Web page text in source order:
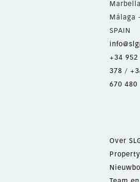
Marbella
Málaga -
SPAIN
+34 952
378 /
670 480
Over
Property